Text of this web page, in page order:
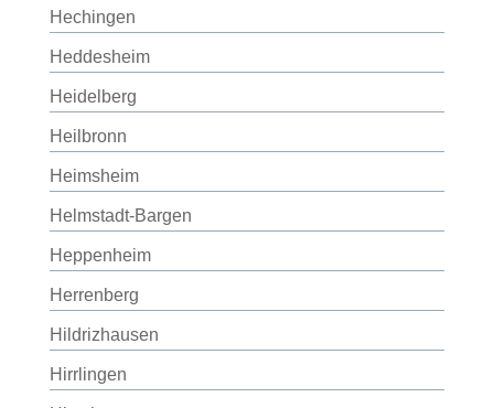
Hechingen
Heddesheim
Heidelberg
Heilbronn
Heimsheim
Helmstadt-Bargen
Heppenheim
Herrenberg
Hildrizhausen
Hirrlingen